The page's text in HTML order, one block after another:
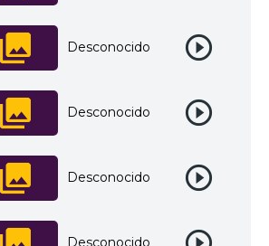
Desconocido
Desconocido
Desconocido
Desconocido